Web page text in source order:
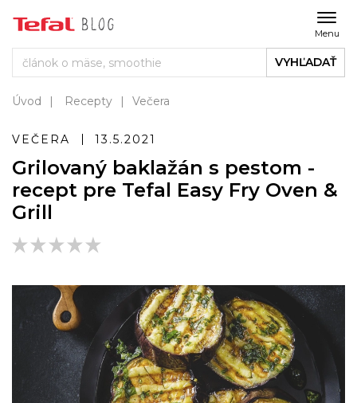
Menu
VYHĽADAŤ
Úvod Recepty Večera
VEČERA 13.5.2021
Grilovaný baklažán s pestom -
recept pre Tefal Easy Fry Oven &
Grill